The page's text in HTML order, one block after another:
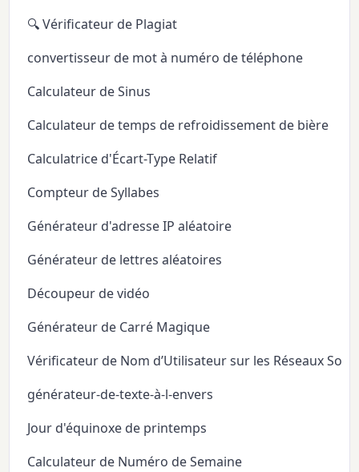
🔍 Vérificateur de Plagiat
convertisseur de mot à numéro de téléphone
Calculateur de Sinus
Calculateur de temps de refroidissement de bière
Calculatrice d'Écart-Type Relatif
Compteur de Syllabes
Générateur d'adresse IP aléatoire
Générateur de lettres aléatoires
Découpeur de vidéo
Générateur de Carré Magique
Vérificateur de Nom d’Utilisateur sur les Réseaux
générateur-de-texte-à-l-envers
Jour d'équinoxe de printemps
Calculateur de Numéro de Semaine